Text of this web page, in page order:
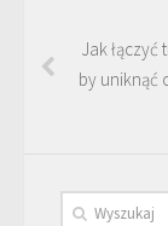
Jak łączyć
by uniknąć